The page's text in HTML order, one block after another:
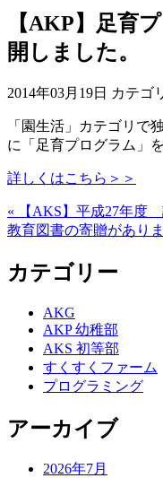
【AKP】足育
開しました。
2014年03月19日 カテゴ
「園生活」カテゴリで
に「足育プログラム」
詳しくはこちら＞＞
« 【AKS】平成27年度
教育図書の寄贈があり
カテゴリー
AKG
AKP 幼稚部
AKS 初等部
すくすくファーム
プログラミング
アーカイブ
2026年7月